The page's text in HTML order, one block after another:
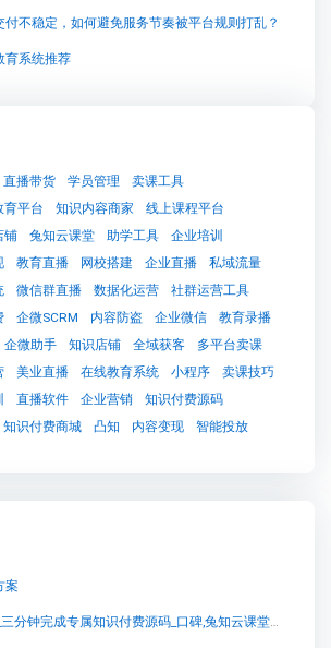
不稳定，如何避免服务节奏被平台规则打乱？
育系统推荐
直播带货 学员管理
卖课工具
育平台 知识内容商家
线上课程平台
铺 兔知云课堂 助学工具
企业培训
教育直播 网校搭建 企业直播
私域流量
微信群直播 数据化运营
社群运营工具
企微SCRM 内容防盗 企业微信
教育录播
企微助手 知识店铺 全域获客
多平台卖课
美业直播 在线教育系统 小程序
卖课技巧
直播软件 企业营销
知识付费源码
知识付费商城 凸知 内容变现 智能投放
案
烟台 知识付费源码_三分钟完成专属知识付费源码_口碑,兔知云课堂：知识付费系统的创新助力